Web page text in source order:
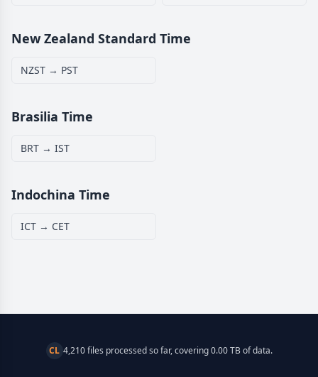
New Zealand Standard Time
NZST → PST
Brasilia Time
BRT → IST
Indochina Time
ICT → CET
CL 4,210 files processed so far, covering 0.00 TB of data.